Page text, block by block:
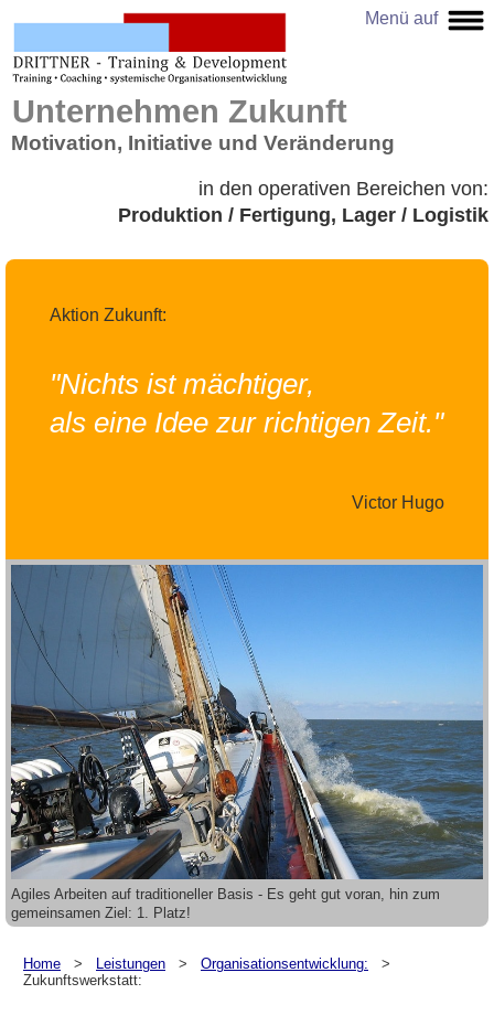
Unternehmen Zukunft
Motivation, Initiative und Veränderung
in den operativen Bereichen von:
Produktion / Fertigung, Lager / Logistik
Menü zu
Menü auf
Aktion Zukunft:
"Nichts ist mächtiger,
als eine Idee zur richtigen Zeit."
Victor Hugo
Agiles Arbeiten auf traditioneller Basis - Es geht gut voran, hin zum
gemeinsamen Ziel: 1. Platz!
Home > Leistungen > Organisationsentwicklung: >
Zukunftswerkstatt: